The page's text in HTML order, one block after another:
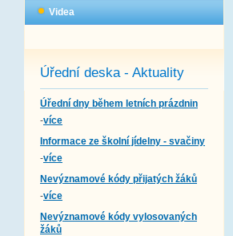
Videa
Úřední deska - Aktuality
Úřední dny během letních prázdnin
-více
Informace ze školní jídelny - svačiny
-více
Nevýznamové kódy přijatých žáků
-více
Nevýznamové kódy vylosovaných
žáků